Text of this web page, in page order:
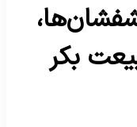
بکر